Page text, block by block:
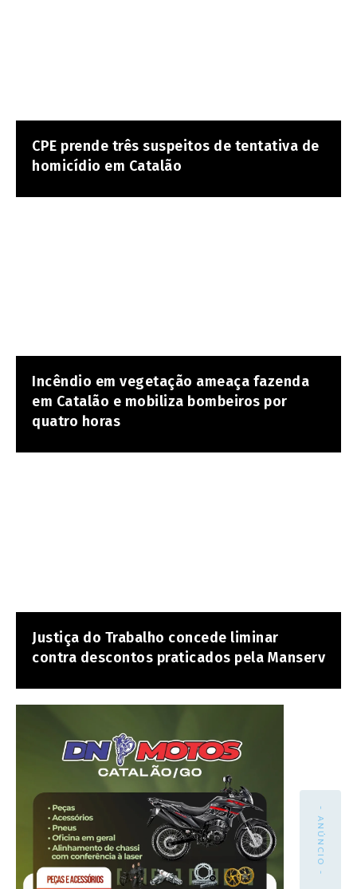
CPE prende três suspeitos de tentativa de
homicídio em Catalão
Incêndio em vegetação ameaça fazenda
em Catalão e mobiliza bombeiros por
quatro horas
Justiça do Trabalho concede liminar
contra descontos praticados pela Manserv
- ANÚNCIO -